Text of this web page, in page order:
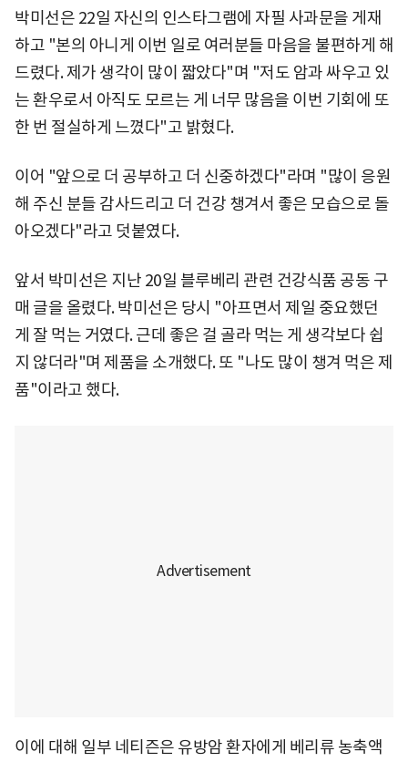
박미선은 22일 자신의 인스타그램에 자필 사과문을 게재
하고 "본의 아니게 이번 일로 여러분들 마음을 불편하게 해
드렸다. 제가 생각이 많이 짧았다"며 "저도 암과 싸우고 있
는 환우로서 아직도 모르는 게 너무 많음을 이번 기회에 또
한 번 절실하게 느꼈다"고 밝혔다.
이어 "앞으로 더 공부하고 더 신중하겠다"라며 "많이 응원
해 주신 분들 감사드리고 더 건강 챙겨서 좋은 모습으로 돌
아오겠다"라고 덧붙였다.
앞서 박미선은 지난 20일 블루베리 관련 건강식품 공동 구
매 글을 올렸다. 박미선은 당시 "아프면서 제일 중요했던
게 잘 먹는 거였다. 근데 좋은 걸 골라 먹는 게 생각보다 쉽
지 않더라"며 제품을 소개했다. 또 "나도 많이 챙겨 먹은 제
품"이라고 했다.
이에 대해 일부 네티즌은 유방암 환자에게 베리류 농축액